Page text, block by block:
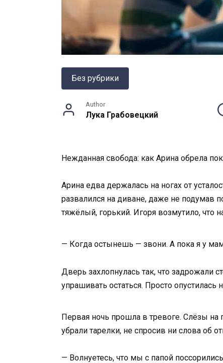
Без рубрики
Author
Лука Грабовецкий
Нежданная свобода: как Арина обрела
Арина едва держалась на ногах от
развалился на диване, даже не подумав
тяжёлый, горький. Игоря возмутило, что
— Когда остынешь — звони. А пока я у
Дверь захлопнулась так, что задрожали
упрашивать остаться. Просто
Первая ночь прошла в тревоге. Слёзы на
убрали тарелки, не спросив ни слова об
— Волнуетесь, что мы с папой